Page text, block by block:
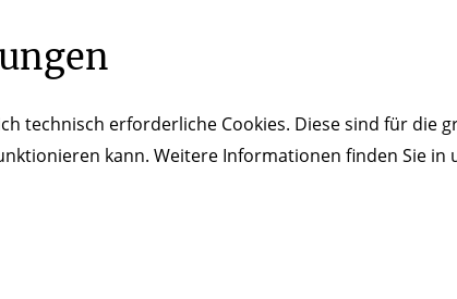
technisch erforderliche Cookies. Diese sind für die
kann. Weitere Informationen finden Sie in